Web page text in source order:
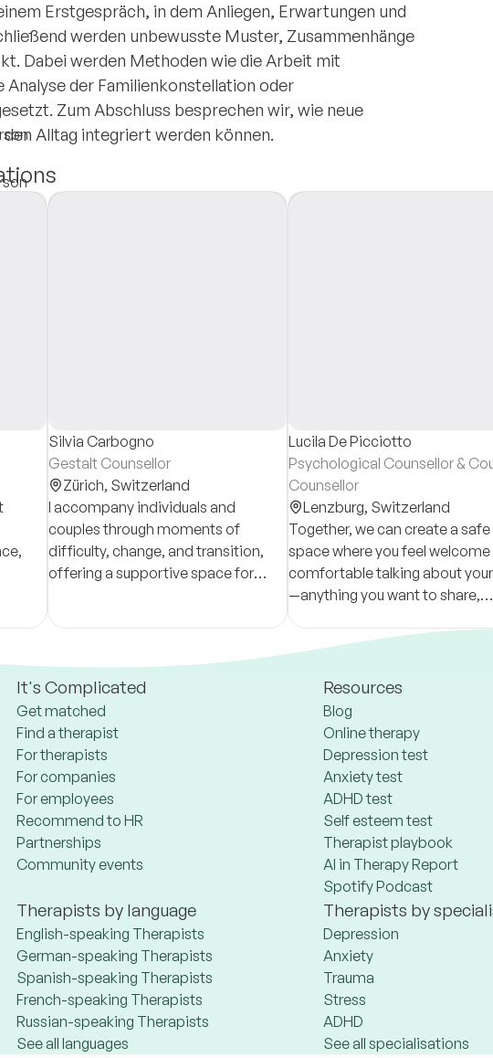
Erstgespräch, in dem Anliegen, Erwartungen und
werden unbewusste Muster, Zusammenhänge
Dabei werden Methoden wie die Arbeit mit
Analyse der Familienkonstellation oder
Zum Abschluss besprechen wir, wie neue
Alltag integriert werden können.
Silvia Carbogno
Gestalt Counsellor
Zürich, Switzerland
I accompany individuals and
couples through moments of
difficulty, change, and transition,
offering a supportive space for
balance.
Lucila De Picciotto
Psychological Counsellor &
Counsellor
Lenzburg, Switzerland
Together, we can create a safe
space where you feel welcome
comfortable talking about
—anything you want to share,
including your deepest, most
embarrassing thoughts.
It's Complicated
Get matched
Find a therapist
For therapists
For companies
For employees
Recommend to HR
Partnerships
Community events
Resources
Blog
Online therapy
Depression test
Anxiety test
ADHD test
Self esteem test
Therapist playbook
AI in Therapy Report
Spotify Podcast
Therapists by language
English-speaking Therapists
German-speaking Therapists
Spanish-speaking Therapists
French-speaking Therapists
Russian-speaking Therapists
See all languages
Therapists by
Depression
Anxiety
Trauma
Stress
ADHD
See all specialisations